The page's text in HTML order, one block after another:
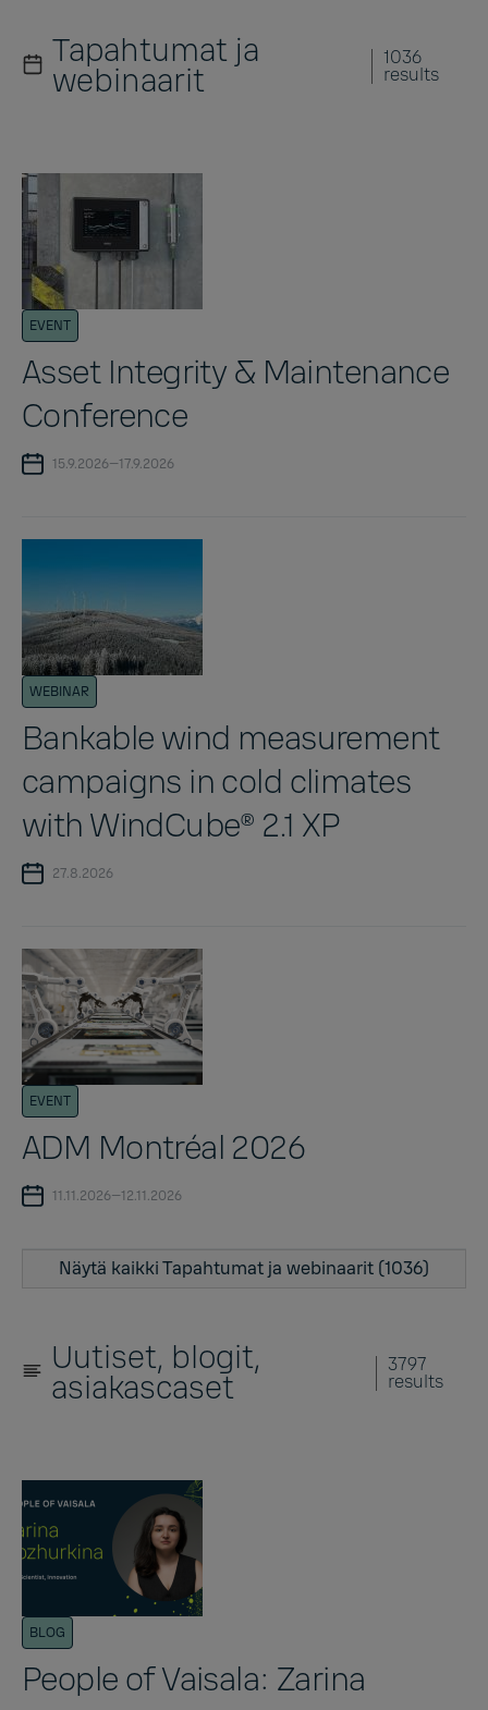
Tapahtumat ja
webinaarit
1036
results
EVENT
Asset Integrity & Maintenance
Conference
15.9.2026—17.9.2026
WEBINAR
Bankable wind measurement
campaigns in cold climates
with WindCube® 2.1 XP
27.8.2026
EVENT
ADM Montréal 2026
11.11.2026—12.11.2026
Näytä kaikki Tapahtumat ja webinaarit (1036)
Uutiset, blogit,
asiakascaset
3797
results
BLOG
People of Vaisala: Zarina